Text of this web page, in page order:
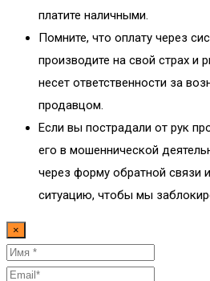
платите наличными.
Помните, что оплату через
производите на свой страх и
несет ответственности за
продавцом.
Если вы пострадали от рук
его в мошеннической
через форму обратной связи
ситуацию, чтобы мы
×